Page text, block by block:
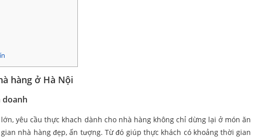
hàng ở Hà Nội
doanh
yêu cầu thực khach dành cho nhà hàng không chỉ dừng lại ở món ăn
nhà hàng đẹp, ấn tượng. Từ đó giúp thực khách có khoảng thời gian